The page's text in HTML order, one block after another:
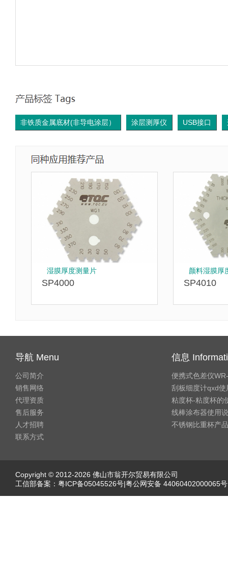
非铁质金属底材(非导电涂层） 涂层测厚仪 USB接口
湿膜厚度测量片
SP4000
颜料湿膜厚
SP4010
导航 Menu
公司简介
销售网络
代理资质
售后服务
人才招聘
联系方式
信息
便携式色差仪
刮板细度计qxd使
粘度杯-粘度杯的
线棒涂布器使用
不锈钢比重杯产
Copyright © 2012-2026 佛山市翁开尔贸易有限公司
工信部备案： 粤ICP备05045526号|粤公网安备 44060402000065号